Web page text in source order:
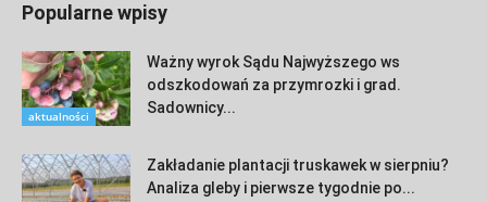
Popularne wpisy
aktualności
Ważny wyrok Sądu Najwyższego ws
odszkodowań za przymrozki i grad.
Sadownicy...
Zakładanie plantacji truskawek w sierpniu?
Analiza gleby i pierwsze tygodnie po...